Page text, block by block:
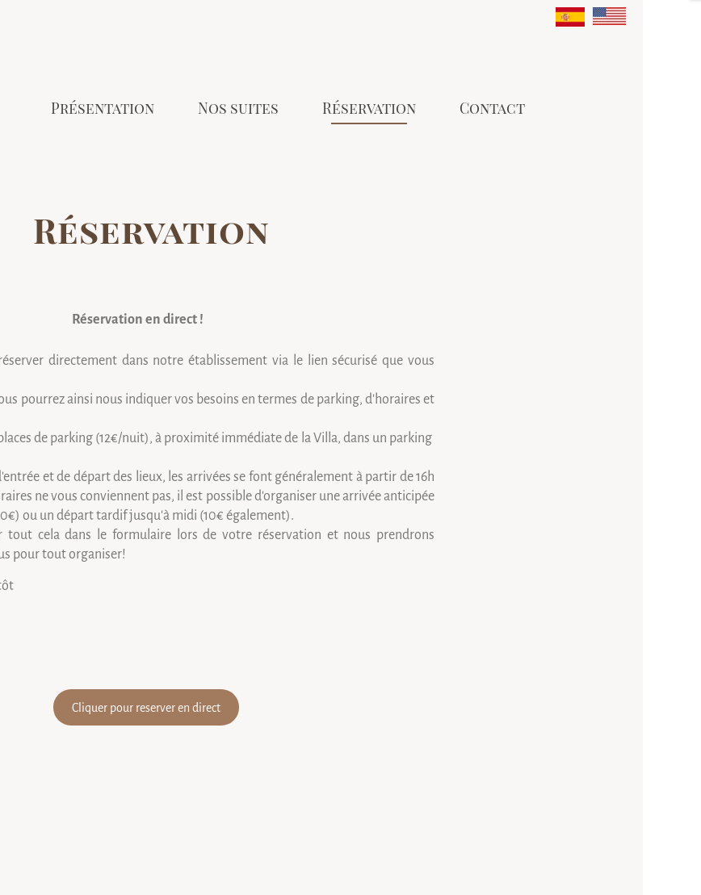
Présentation Nos suites Réservation Contact
Réservation
Réservation en direct !
directement dans notre établissement via le lien sécurisé que vous
pourrez ainsi nous indiquer vos besoins en termes de parking, d'horaires et
de parking (12€/nuit), à proximité immédiate de la Villa, dans un parking
et de départ des lieux, les arrivées se font généralement à partir de 16h
ne vous conviennent pas, il est possible d'organiser une arrivée anticipée
ou un départ tardif jusqu'à midi (10€ également).
tout cela dans le formulaire lors de votre réservation et nous prendrons
pour tout organiser!
Cliquer pour reserver en direct